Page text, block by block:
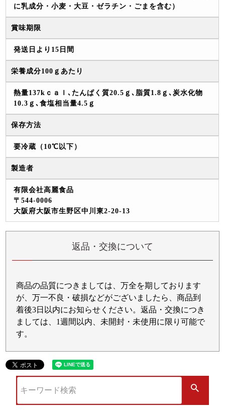
に乳成分・小麦・大豆・ゼラチン・ごまを含む）
賞味期限
発送日より15日間
栄養成分100ｇあたり
熱量137kｃａｌ､たんぱく質20.5ｇ､脂質1.8ｇ､炭水化物
10.3ｇ､食塩相当量4.5ｇ
保存方法
要冷蔵（10℃以下）
製造者
有限会社高麗食品
〒544-0006
大阪府大阪市生野区中川東2-20-13
返品・交換について
商品の品質につきましては、万全を期しております
が、万一不良・破損などがございましたら、商品到
着後3日以内にお知らせください。返品・交換につき
ましては、1週間以内、未開封・未使用に限り可能で
す。